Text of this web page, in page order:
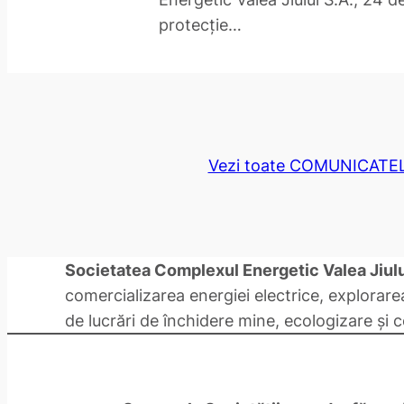
protecție…
Vezi toate
Societatea Complexul Energetic Valea
comercializarea energiei electrice,
de lucrări de închidere mine, ecologizare și